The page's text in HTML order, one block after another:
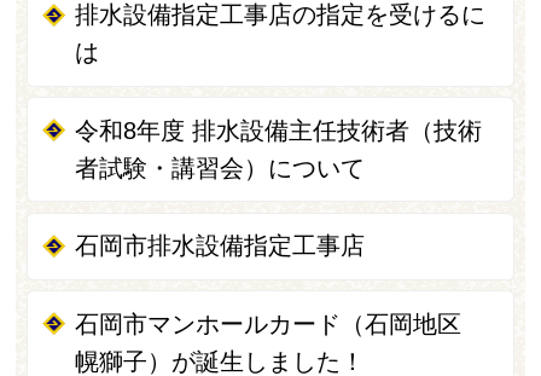
排水設備指定工事店の指定を受けるに
は
令和8年度 排水設備主任技術者（技術
者試験・講習会）について
石岡市排水設備指定工事店
石岡市マンホールカード（石岡地区
幌獅子）が誕生しました！